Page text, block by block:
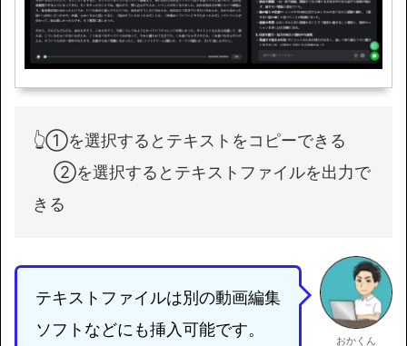
👆①を選択するとテキストをコピーできる
②を選択するとテキストファイルを出力で
きる
テキストファイルは別の動画編集
ソフトなどにも挿入可能です。
おかくん